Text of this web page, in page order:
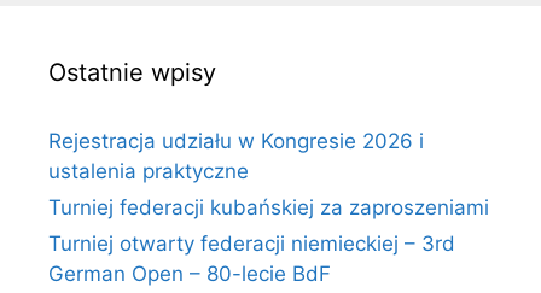
Ostatnie wpisy
Rejestracja udziału w Kongresie 2026 i
ustalenia praktyczne
Turniej federacji kubańskiej za zaproszeniami
Turniej otwarty federacji niemieckiej – 3rd
German Open – 80-lecie BdF